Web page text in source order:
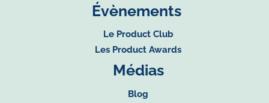
Évènements
Le Product Club
Les Product Awards
Médias
Blog